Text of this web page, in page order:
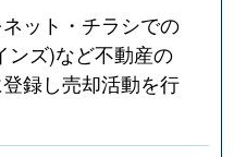
ット・チラシでの
ンズ)など不動産の
録し売却活動を行